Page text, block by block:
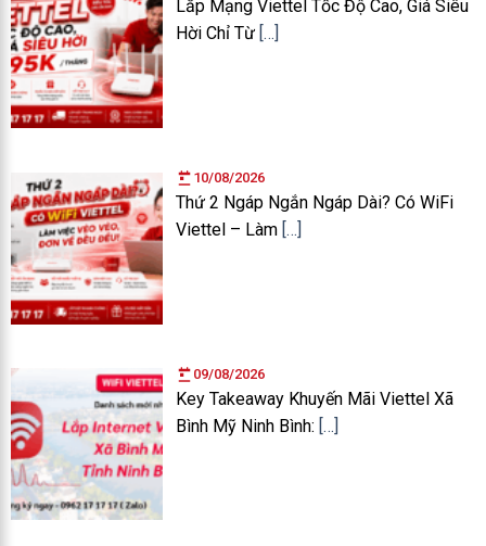
Lắp Mạng Viettel Tốc Độ Cao, Giá Siêu
Hời Chỉ Từ […]
10/08/2026
Thứ 2 Ngáp Ngắn Ngáp Dài? Có WiFi
Viettel – Làm […]
09/08/2026
Key Takeaway Khuyến Mãi Viettel Xã
Bình Mỹ Ninh Bình: […]